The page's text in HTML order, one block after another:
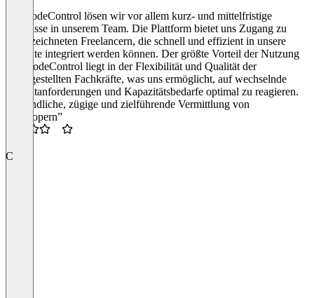
Mit CodeControl lösen wir vor allem kurz- und mittelfristige
Engpässe in unserem Team. Die Plattform bietet uns Zugang zu
ausgezeichneten Freelancern, die schnell und effizient in unsere
Projekte integriert werden können. Der größte Vorteil der Nutzung
von CodeControl liegt in der Flexibilität und Qualität der
bereitgestellten Fachkräfte, was uns ermöglicht, auf wechselnde
Projektanforderungen und Kapazitätsbedarfe optimal zu reagieren.
“Freundliche, zügige und zielführende Vermittlung von
Developern”
C